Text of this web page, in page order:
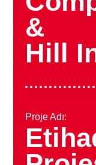
&
Hill
Proje Adı: